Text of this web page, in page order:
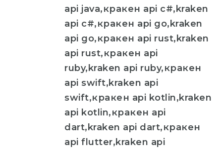
api java,кракен api c#,kraken
api c#,кракен api go,kraken
api go,кракен api rust,kraken
api rust,кракен api
ruby,kraken api ruby,кракен
api swift,kraken api
swift,кракен api kotlin,kraken
api kotlin,кракен api
dart,kraken api dart,кракен
api flutter,kraken api